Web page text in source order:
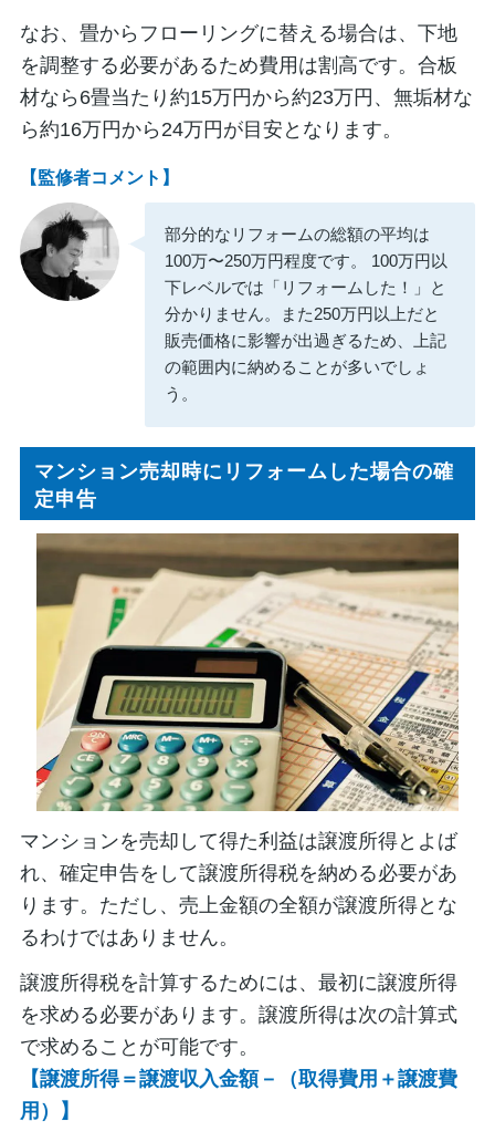
なお、畳からフローリングに替える場合は、下地
を調整する必要があるため費用は割高です。合板
材なら6畳当たり約15万円から約23万円、無垢材な
ら約16万円から24万円が目安となります。
【監修者コメント】
部分的なリフォームの総額の平均は
100万〜250万円程度です。 100万円以
下レベルでは「リフォームした！」と
分かりません。また250万円以上だと
販売価格に影響が出過ぎるため、上記
の範囲内に納めることが多いでしょ
う。
マンション売却時にリフォームした場合の確
定申告
マンションを売却して得た利益は譲渡所得とよば
れ、確定申告をして譲渡所得税を納める必要があ
ります。ただし、売上金額の全額が譲渡所得とな
るわけではありません。
譲渡所得税を計算するためには、最初に譲渡所得
を求める必要があります。譲渡所得は次の計算式
で求めることが可能です。
【譲渡所得＝譲渡収入金額－（取得費用＋譲渡費
用）】